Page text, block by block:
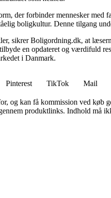
der forbinder mennesker med
boligkultur. Denne tilgang
sikrer Boligordning.dk, at
en opdateret og
i Danmark.
Pinterest TikTok Mail
og kan få kommission ved køb
produktlinks. Indhold må